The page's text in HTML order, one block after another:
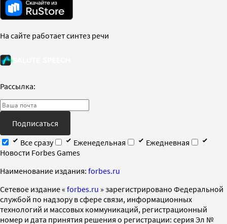
На сайте работает синтез речи
Рассылка:
Подписаться
Все сразу
Еженедельная
Ежедневная
Новости Forbes Games
Наименование издания: forbes.ru
Cетевое издание « forbes.ru » зарегистрировано Федеральной
службой по надзору в сфере связи, информационных
технологий и массовых коммуникаций, регистрационный
номер и дата принятия решения о регистрации: серия Эл №